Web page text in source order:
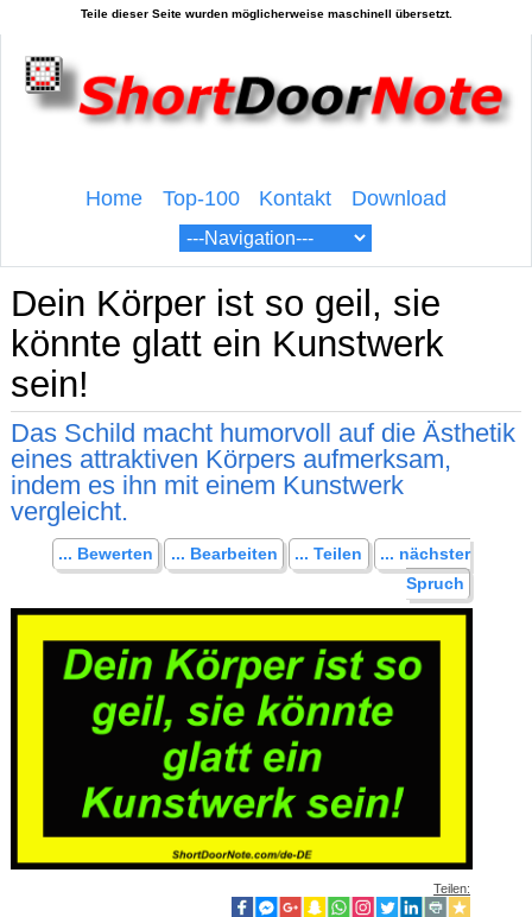
Home Top-100 Kontakt Download
Dein Körper ist so geil, sie
könnte glatt ein Kunstwerk
sein!
Das Schild macht humorvoll auf die Ästhetik
eines attraktiven Körpers aufmerksam,
indem es ihn mit einem Kunstwerk
vergleicht.
... Bewerten ... Bearbeiten ... Teilen
... nächster
Spruch
Teilen: